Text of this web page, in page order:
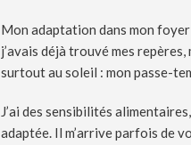
Mon adaptation dans mon
j’avais déjà trouvé mes
surtout au soleil : mon passe-
J’ai des sensibilités
adaptée. Il m’arrive parfois de